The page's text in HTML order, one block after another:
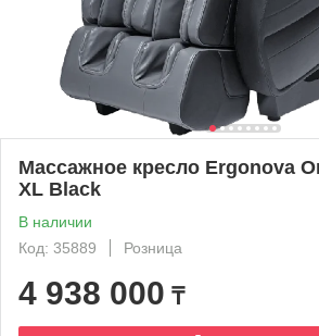
Массажное кресло Ergonova
XL Black
В наличии
Код: 35889
Розница
4 938 000 ₸